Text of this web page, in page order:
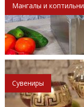
Мангалы и коптильни
Сувениры